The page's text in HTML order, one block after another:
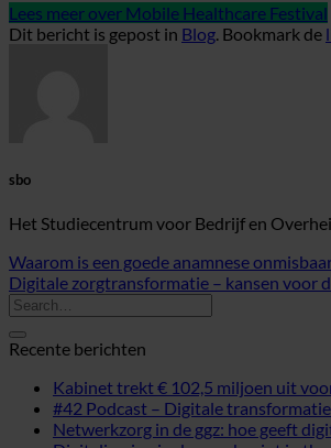
Lees meer over Mobile Healthcare Festival
Dit bericht is gepost in Blog . Bookmark de
sbo
Het Studiecentrum voor Bedrijf en
Waarom is een goede anamnese
Digitale zorgtransformatie – kansen voor
Recente berichten
Kabinet trekt € 102,5 miljoen uit
#42 Podcast – Digitale
Netwerkzorg in de ggz: hoe geeft